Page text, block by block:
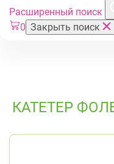
Расширенный поиск
0 Закрыть поиск
КАТЕТЕР